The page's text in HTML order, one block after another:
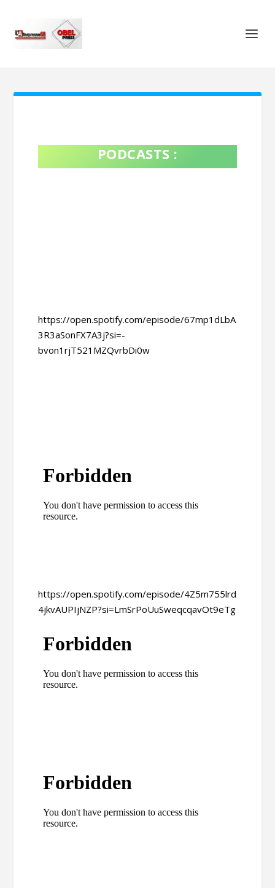
PODCASTS :
https://open.spotify.com/episode/67mp1dLbA
3R3aSonFX7A3j?si=-
bvon1rjT521MZQvrbDi0w
https://open.spotify.com/episode/4Z5m755lrd
4jkvAUPIjNZP?si=LmSrPoUuSweqcqavOt9eTg